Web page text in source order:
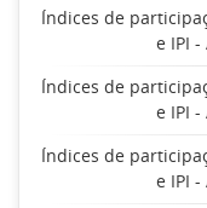
Índices de
e IPI
Índices de
e IPI
Índices de
e IPI